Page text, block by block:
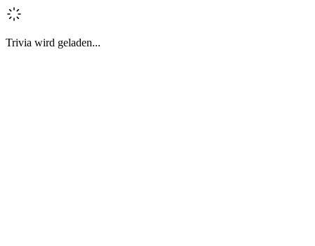
Trivia wird geladen...